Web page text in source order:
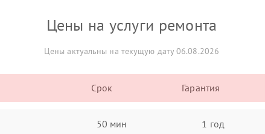
Цены на услуги ремонта
Цены актуальны на текущую дату 06.08.2026
Срок Гарантия
50 мин 1 год